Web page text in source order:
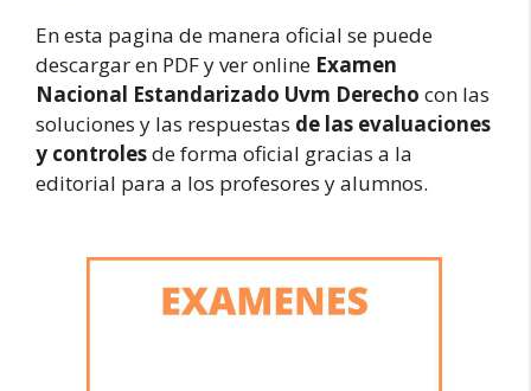
En esta pagina de manera oficial se puede
descargar en PDF y ver online Examen
Nacional Estandarizado Uvm Derecho con las
soluciones y las respuestas de las evaluaciones
y controlesde forma oficial gracias a la
editorial para a los profesores y alumnos.